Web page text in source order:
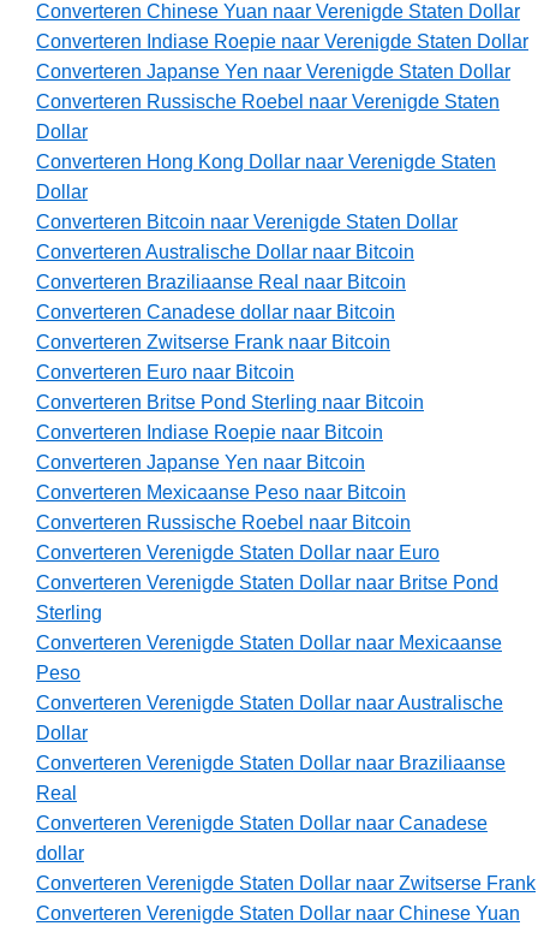
Converteren Chinese Yuan naar Verenigde Staten Dollar
Converteren Indiase Roepie naar Verenigde Staten Dollar
Converteren Japanse Yen naar Verenigde Staten Dollar
Converteren Russische Roebel naar Verenigde Staten
Dollar
Converteren Hong Kong Dollar naar Verenigde Staten
Dollar
Converteren Bitcoin naar Verenigde Staten Dollar
Converteren Australische Dollar naar Bitcoin
Converteren Braziliaanse Real naar Bitcoin
Converteren Canadese dollar naar Bitcoin
Converteren Zwitserse Frank naar Bitcoin
Converteren Euro naar Bitcoin
Converteren Britse Pond Sterling naar Bitcoin
Converteren Indiase Roepie naar Bitcoin
Converteren Japanse Yen naar Bitcoin
Converteren Mexicaanse Peso naar Bitcoin
Converteren Russische Roebel naar Bitcoin
Converteren Verenigde Staten Dollar naar Euro
Converteren Verenigde Staten Dollar naar Britse Pond
Sterling
Converteren Verenigde Staten Dollar naar Mexicaanse
Peso
Converteren Verenigde Staten Dollar naar Australische
Dollar
Converteren Verenigde Staten Dollar naar Braziliaanse
Real
Converteren Verenigde Staten Dollar naar Canadese
dollar
Converteren Verenigde Staten Dollar naar Zwitserse Frank
Converteren Verenigde Staten Dollar naar Chinese Yuan